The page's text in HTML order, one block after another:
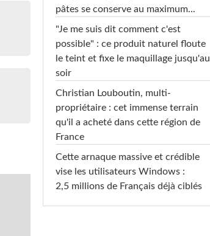
pâtes se conserve au maximum...
"Je me suis dit comment c'est
possible" : ce produit naturel floute
le teint et fixe le maquillage jusqu'au
soir
Christian Louboutin, multi-
propriétaire : cet immense terrain
qu'il a acheté dans cette région de
France
Cette arnaque massive et crédible
vise les utilisateurs Windows :
2,5 millions de Français déjà ciblés